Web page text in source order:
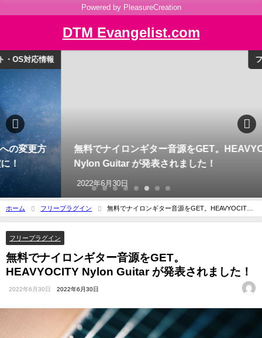
Powered by PleasureCreation
DTM Evangelist.com
無料でナイロンギター音源をGET。HEAVYOCITY
Nylon Guitar が発表されました！
ホーム フリープラグイン
無料でナイロンギター音源をGET。HEAVYOCITY
Nylon Guitar が発表されました！
フリープラグイン
無料でナイロンギター音源をGET。
HEAVYOCITY Nylon Guitar が発表されました！
2022年6月30日 2022年6月30日